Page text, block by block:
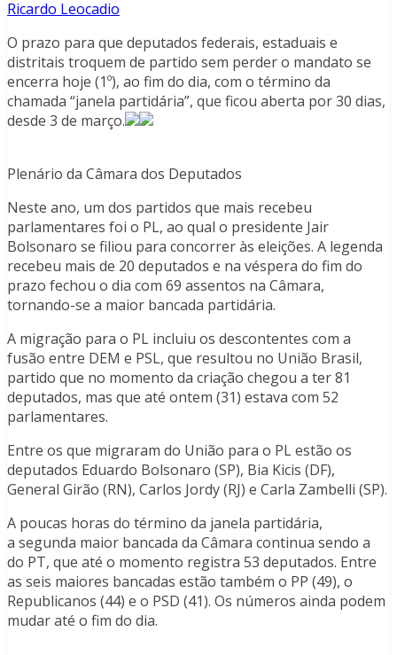
Ricardo Leocadio
O prazo para que deputados federais, estaduais e
distritais troquem de partido sem perder o mandato se
encerra hoje (1º), ao fim do dia, com o término da
chamada “janela partidária”, que ficou aberta por 30 dias,
desde 3 de março.
Plenário da Câmara dos Deputados
Neste ano, um dos partidos que mais recebeu
parlamentares foi o PL, ao qual o presidente Jair
Bolsonaro se filiou para concorrer às eleições. A legenda
recebeu mais de 20 deputados e na véspera do fim do
prazo fechou o dia com 69 assentos na Câmara,
tornando-se a maior bancada partidária.
A migração para o PL incluiu os descontentes com a
fusão entre DEM e PSL, que resultou no União Brasil,
partido que no momento da criação chegou a ter 81
deputados, mas que até ontem (31) estava com 52
parlamentares.
Entre os que migraram do União para o PL estão os
deputados Eduardo Bolsonaro (SP), Bia Kicis (DF),
General Girão (RN), Carlos Jordy (RJ) e Carla Zambelli (SP).
A poucas horas do término da janela partidária,
a segunda maior bancada da Câmara continua sendo a
do PT, que até o momento registra 53 deputados. Entre
as seis maiores bancadas estão também o PP (49), o
Republicanos (44) e o PSD (41). Os números ainda podem
mudar até o fim do dia.